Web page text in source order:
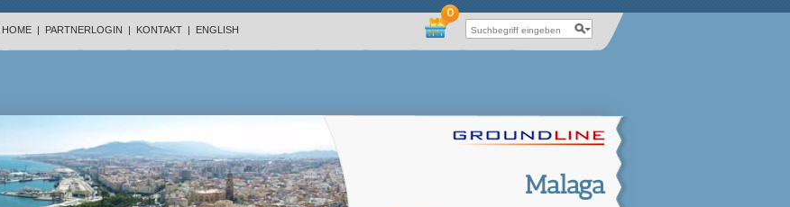
HOME | PARTNERLOGIN | KONTAKT | ENGLISH
0
Malaga